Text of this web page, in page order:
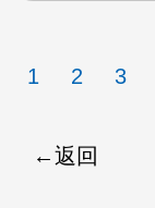
1 2 3
返回